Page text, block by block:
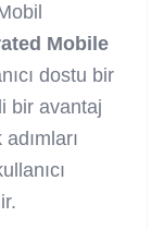
Mobile
dostu bir
bir avantaj